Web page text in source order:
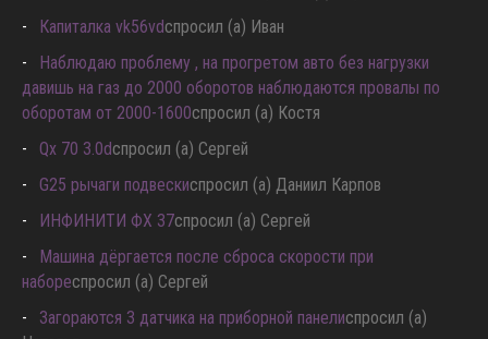
спросил (а) Сергей
спросил (а) Иван
Наблюдаю проблему , на прогретом авто без нагрузки
давишь на газ до 2000 оборотов наблюдаются провалы по
спросил (а) Костя
спросил (а) Сергей
спросил (а) Даниил Карпов
спросил (а) Сергей
Машина дёргается после сброса скорости при
спросил (а) Сергей
Загораются 3 датчика на приборной панели
спросил (а)